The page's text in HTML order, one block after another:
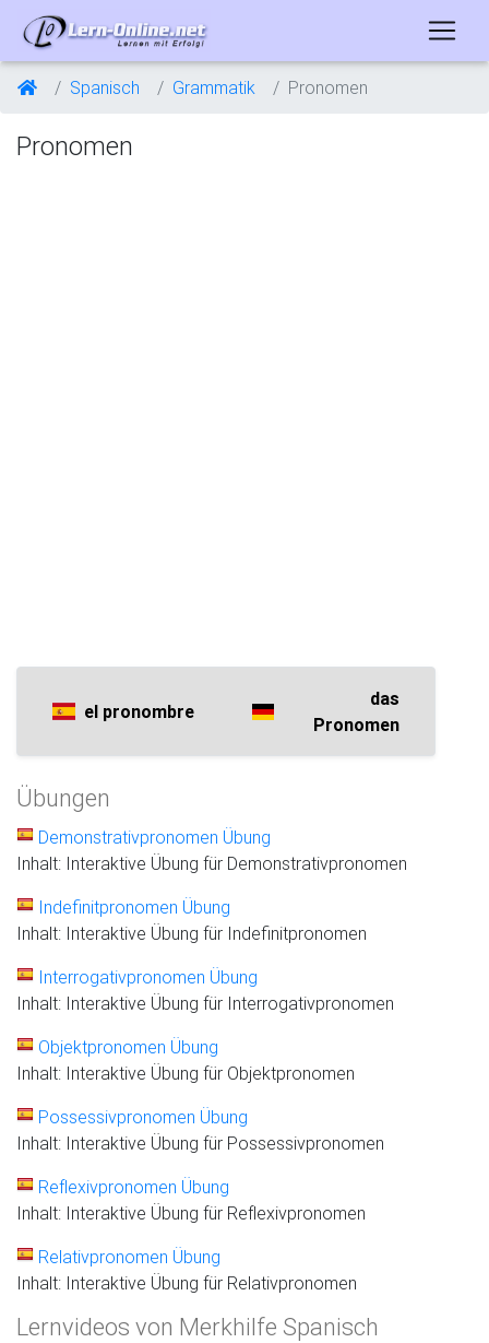
Spanisch Grammatik Pronomen
Pronomen
el pronombre
das
Pronomen
Übungen
Demonstrativpronomen Übung
Inhalt: Interaktive Übung für Demonstrativpronomen
Indefinitpronomen Übung
Inhalt: Interaktive Übung für Indefinitpronomen
Interrogativpronomen Übung
Inhalt: Interaktive Übung für Interrogativpronomen
Objektpronomen Übung
Inhalt: Interaktive Übung für Objektpronomen
Possessivpronomen Übung
Inhalt: Interaktive Übung für Possessivpronomen
Reflexivpronomen Übung
Inhalt: Interaktive Übung für Reflexivpronomen
Relativpronomen Übung
Inhalt: Interaktive Übung für Relativpronomen
Lernvideos von Merkhilfe Spanisch